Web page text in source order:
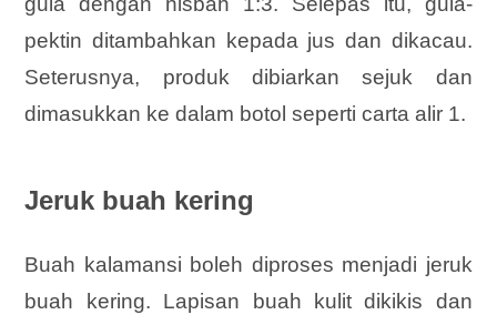
pektin ditambahkan kepada jus dan dikacau.
Seterusnya, produk dibiarkan sejuk dan
dimasukkan ke dalam botol seperti carta alir 1.
Jeruk buah kering
Buah kalamansi boleh diproses menjadi jeruk
buah kering. Lapisan buah kulit dikikis dan